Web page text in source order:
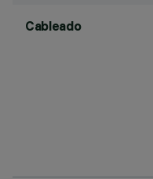
Cableado